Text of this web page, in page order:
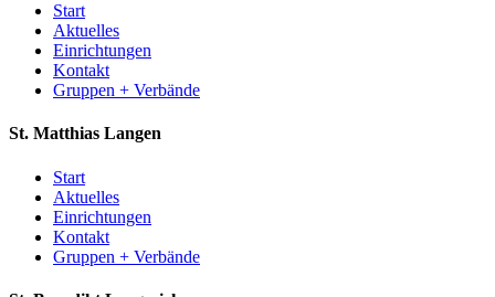
Start
Aktuelles
Einrichtungen
Kontakt
Gruppen + Verbände
St. Matthias Langen
Start
Aktuelles
Einrichtungen
Kontakt
Gruppen + Verbände